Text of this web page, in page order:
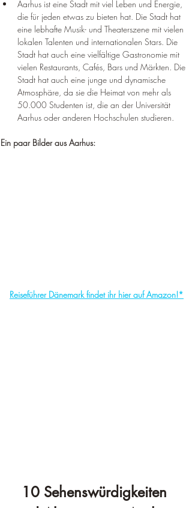
Aarhus ist eine Stadt mit viel Leben und Energie,
die für jeden etwas zu bieten hat. Die Stadt hat
eine lebhafte Musik- und Theaterszene mit vielen
lokalen Talenten und internationalen Stars. Die
Stadt hat auch eine vielfältige Gastronomie mit
vielen Restaurants, Cafés, Bars und Märkten. Die
Stadt hat auch eine junge und dynamische
Atmosphäre, da sie die Heimat von mehr als
50.000 Studenten ist, die an der Universität
Aarhus oder anderen Hochschulen studieren.
Ein paar Bilder aus Aarhus:
Reiseführer Dänemark findet ihr hier auf Amazon!*
10 Sehenswürdigkeiten